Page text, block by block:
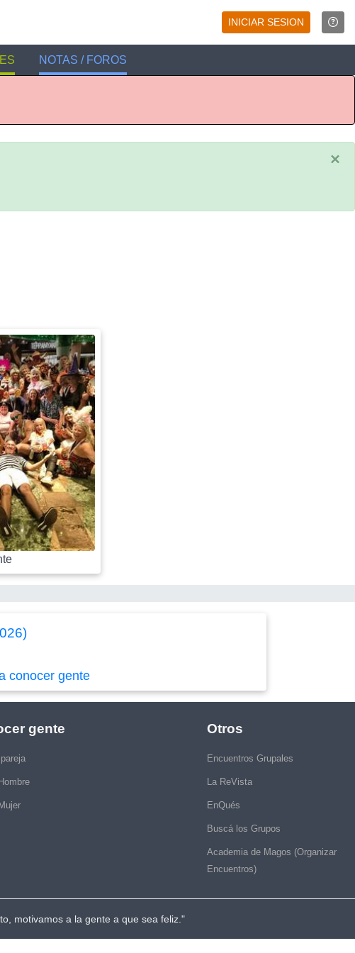
INICIAR SESION
NOTAS / FOROS
×
conocer gente
gente Otros
Encuentros Grupales
La ReVista
EnQués
Buscá los Grupos
Academia de Magos (Organizar
Encuentros)
motivamos a la gente a que sea feliz."